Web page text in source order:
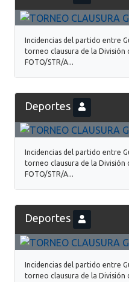
Incidencias del partido entre
torneo clausura de la División
FOTO/STR/A...
Deportes
Incidencias del partido entre
torneo clausura de la División
FOTO/STR/A...
Deportes
Incidencias del partido entre
torneo clausura de la División